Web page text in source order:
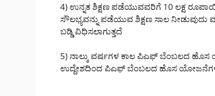
4) ಉನ್ನತ ಶಿಕ್ಷಣ ಪಡೆಯುವವರಿಗೆ 10 ಲಕ್ಷ
ಸೌಲಭ್ಯವನ್ನು ಪಡೆಯುವ ಶಿಕ್ಷಣ ಸಾಲ ನೀಡುವುದು
ಬಡ್ಡಿ ವಿಧಿಸಲಾಗುತ್ತದೆ
5) ನಾಲ್ಕು ವರ್ಷಗಳ ಕಾಲ ಪಿಎಫ್ ಬೆಂಬಲದ
ಉದ್ದೇಶದಿಂದ ಪಿಎಫ್ ಬೆಂಬಲದ ಹೊಸ